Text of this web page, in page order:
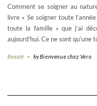
Comment se soigner au
livre « Se soigner toute
toute la famille » que j’ai
aujourd’hui. Ce ne sont
Beauté - byBienvenue chez Vero